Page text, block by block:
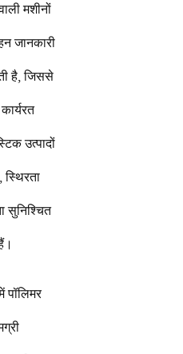
मशीनों
जानकारी
है, जिससे
उत्पादों
स्थिरता
सुनिश्चित
पॉलिमर